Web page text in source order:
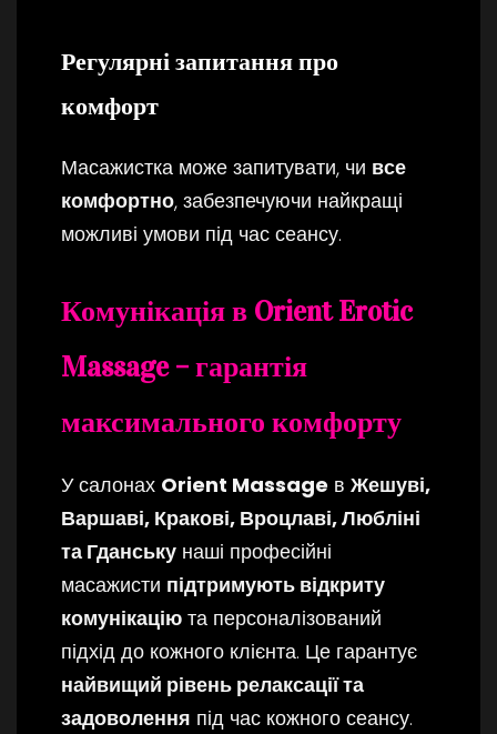
Регулярні запитання про
комфорт
Масажистка може запитувати, чи все
комфортно, забезпечуючи найкращі
можливі умови під час сеансу.
Комунікація в Orient Erotic
Massage – гарантія
максимального комфорту
У салонах Orient Massage в Жешуві,
Варшаві, Кракові, Вроцлаві, Любліні
та Гданську наші професійні
масажисти підтримують відкриту
комунікацію та персоналізований
підхід до кожного клієнта. Це гарантує
найвищий рівень релаксації та
задоволення під час кожного сеансу.